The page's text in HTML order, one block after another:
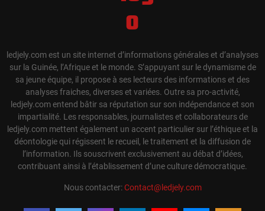
ledjely.com est un site internet d’informations générales et d’analyses
sur la Guinée, l’Afrique et le monde. S’appuyant sur le dynamisme de
sa jeune équipe, il propose à ses lecteurs des informations et des
analyses fraiches, diverses et variées. Outre sa pro-activité,
ledjely.com entend bâtir sa réputation sur son indépendance et son
impartialité. Les responsables, journalistes et collaborateurs de
ledjely.com mettent également un accent particulier sur l’éthique et la
déontologie qui régissent le recueil, le traitement et la diffusion de
l’information. Ils souscrivent exclusivement au débat d’idées,
contribuant ainsi à l’établissement d’une culture démocratique.
Nous contacter:Contact@ledjely.com